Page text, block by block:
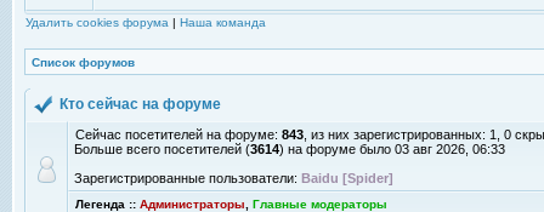
Удалить cookies форума | Наша команда
Список форумов
Кто сейчас на форуме
Сейчас посетителей на форуме: 843 , из них зарегистрированных: 1, 0
Больше всего посетителей (3614) на форуме было 03 авг 2026, 06:33
Зарегистрированные пользователи: Baidu [Spider]
Легенда :: Администраторы Главные модераторы